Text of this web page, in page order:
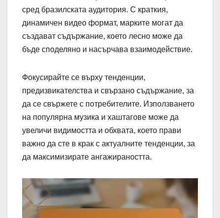
сред бразилската аудитория. С краткия,
динамичен видео формат, марките могат да
създават съдържание, което лесно може да
бъде споделяно и насърчава взаимодействие.
Фокусирайте се върху тенденции,
предизвикателства и свързано съдържание, за
да се свържете с потребителите. Използването
на популярна музика и хаштагове може да
увеличи видимостта и обхвата, което прави
важно да сте в крак с актуалните тенденции, за
да максимизирате ангажираността.